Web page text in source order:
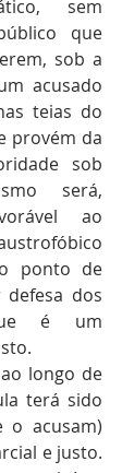
sem
que
sob a
acusado
teias do
provém da
sob
será,
ao
ponto de
dos
é um
longo de
terá sido
o acusam)
e justo.